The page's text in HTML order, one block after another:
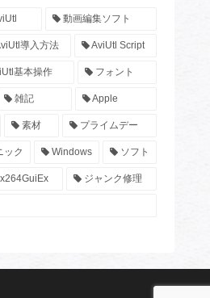
動画編集ソフト
導入方法 AviUtl Script
基本操作 フォント
雑記 Apple
素材 プライムデー
ック Windows ソフト
x264GuiEx ジャンク修理